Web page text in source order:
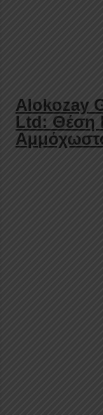
Alokozay
Ltd: Θέση